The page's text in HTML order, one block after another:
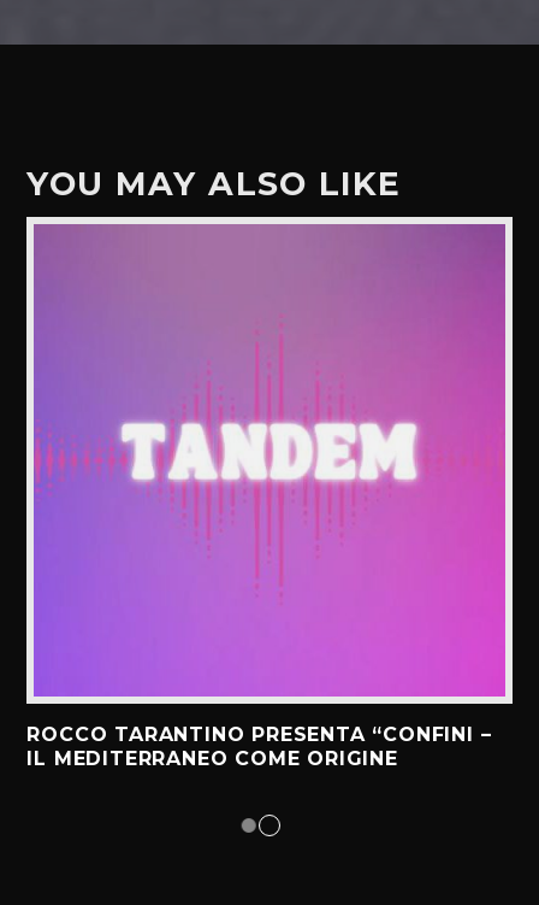
YOU MAY ALSO LIKE
ROCCO TARANTINO PRESENTA “CONFINI –
IL MEDITERRANEO COME ORIGINE